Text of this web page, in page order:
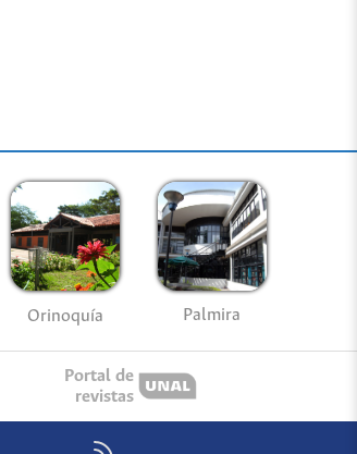
Orinoquía Palmira
Portal de
revistas